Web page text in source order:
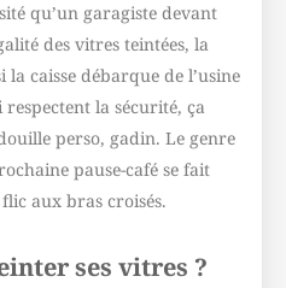
qu’un garagiste devant
des vitres teintées, la
caisse débarque de l’usine
la sécurité, ça
perso, gadin. Le genre
pause-café se fait
aux bras croisés.
ses vitres ?